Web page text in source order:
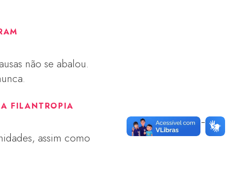
não se abalou.
FILANTROPIA
assim como